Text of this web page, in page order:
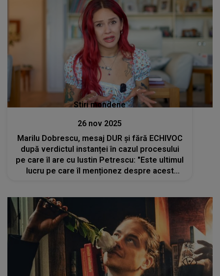
Stiri mondene
26 nov 2025
Marilu Dobrescu, mesaj DUR și fără ECHIVOC
după verdictul instanței în cazul procesului
pe care îl are cu Iustin Petrescu: "Este ultimul
lucru pe care îl menționez despre acest